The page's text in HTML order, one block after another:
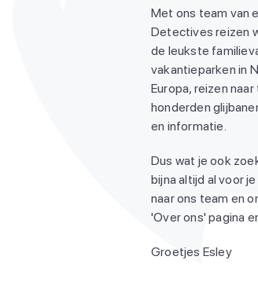
Met ons team van
Detectives reizen
de leukste
vakantieparken in
Europa, reizen
honderden
en informatie.
Dus wat je ook
bijna altijd al voor
naar ons team en
'Over ons' pagina
Groetjes Esley